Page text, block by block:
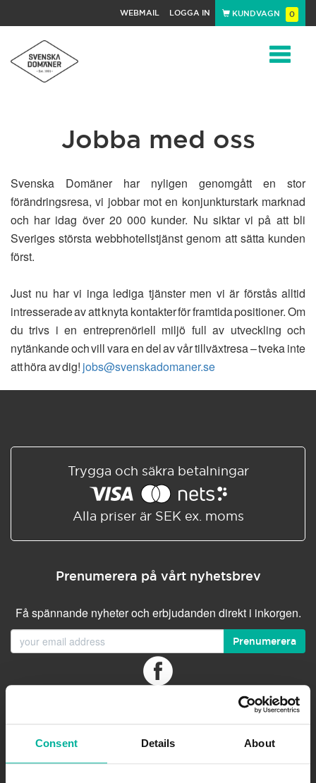
Consent Details About
WEBMAIL LOGGA IN KUNDVAGN 0
Jobba med oss
Svenska Domäner har nyligen genomgått en stor
förändringsresa, vi jobbar mot en konjunkturstark marknad
och har idag över 20 000 kunder. Nu siktar vi på att bli
Sveriges största webbhotellstjänst genom att sätta kunden
först.
Just nu har vi inga lediga tjänster men vi är förstås alltid
intresserade av att knyta kontakter för framtida positioner. Om
du trivs i en entreprenöriell miljö full av utveckling och
nytänkande och vill vara en del av vår tillväxtresa – tveka inte
att höra av dig! jobs@svenskadomaner.se
Trygga och säkra betalningar
Alla priser är SEK ex. moms
Prenumerera på vårt nyhetsbrev
Få spännande nyheter och erbjudanden direkt i inkorgen.
Prenumerera